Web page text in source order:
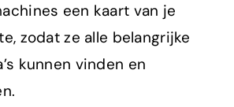
een kaart van je
zodat ze alle belangrijke
kunnen vinden en